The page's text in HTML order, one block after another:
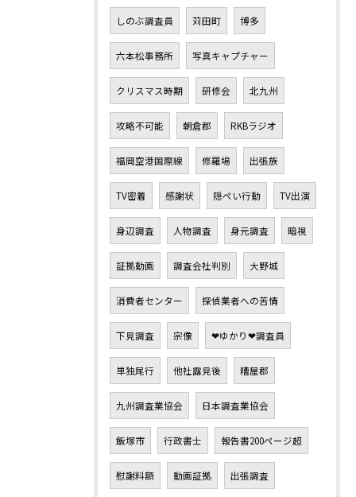
しのぶ調査員 苅田町 博多
六本松事務所 写真キャプチャー
クリスマス時期 研修会 北九州
攻略不可能 朝倉郡 RKBラジオ
福岡空港国際線 修羅場 出張族
TV密着 感謝状 隠ぺい行動 TV出演
身辺調査 人物調査 身元調査 暗視
証拠動画 調査会社判別 大野城
消費者センター 探偵業者への苦情
下見調査 宗像 ❤ゆかり❤調査員
単独尾行 他社露見後 糟屋郡
九州調査業協会 日本調査業協会
飯塚市 行政書士 報告書200ページ超
慰謝料額 動画証拠 出張調査